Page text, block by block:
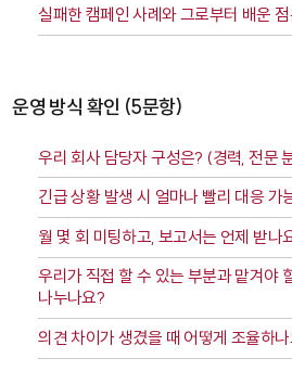
실패한 캠페인 사례와 그로부터 배운
운영 방식 확인 (5문항)
우리 회사 담당자 구성은? (경력, 전문
긴급 상황 발생 시 얼마나 빨리 대응 가
월 몇 회 미팅하고, 보고서는 언제 받나
우리가 직접 할 수 있는 부분과 맡겨야
나누나요?
의견 차이가 생겼을 때 어떻게 조율하